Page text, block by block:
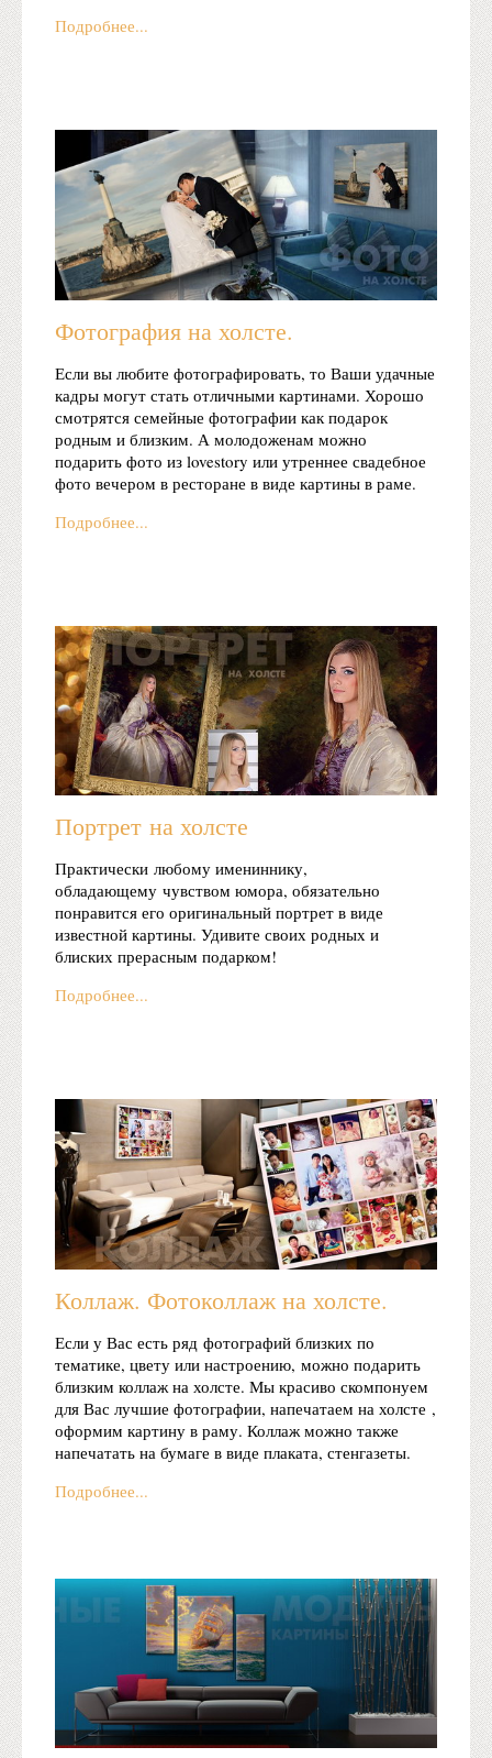
Подробнее...
Фотография на холсте.
Если вы любите фотографировать, то Ваши удачные
кадры могут стать отличными картинами. Хорошо
смотрятся семейные фотографии как подарок
родным и близким. А молодоженам можно
подарить фото из lovestory или утреннее свадебное
фото вечером в ресторане в виде картины в раме.
Подробнее...
Портрет на холсте
Практически любому имениннику,
обладающему чувством юмора, обязательно
понравится его оригинальный портрет в виде
известной картины. Удивите своих родных и
блиских прерасным подарком!
Подробнее...
Коллаж. Фотоколлаж на холсте.
Если у Вас есть ряд фотографий близких по
тематике, цвету или настроению, можно подарить
близким коллаж на холсте. Мы красиво скомпонуем
для Вас лучшие фотографии, напечатаем на холсте ,
оформим картину в раму. Коллаж можно также
напечатать на бумаге в виде плаката, стенгазеты.
Подробнее...